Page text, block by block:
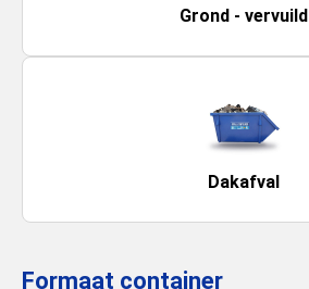
Grond - vervuild
Dakafval
Formaat container